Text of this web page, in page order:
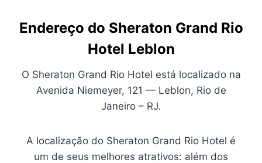
Endereço do Sheraton Grand Rio
Hotel Leblon
O Sheraton Grand Rio Hotel está localizado na
Avenida Niemeyer, 121 — Leblon, Rio de
Janeiro – RJ.
A localização do Sheraton Grand Rio Hotel é
um de seus melhores atrativos: além dos